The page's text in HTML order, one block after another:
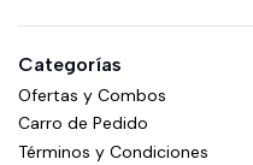
Categorías
Ofertas y Combos
Carro de Pedido
Términos y Condiciones